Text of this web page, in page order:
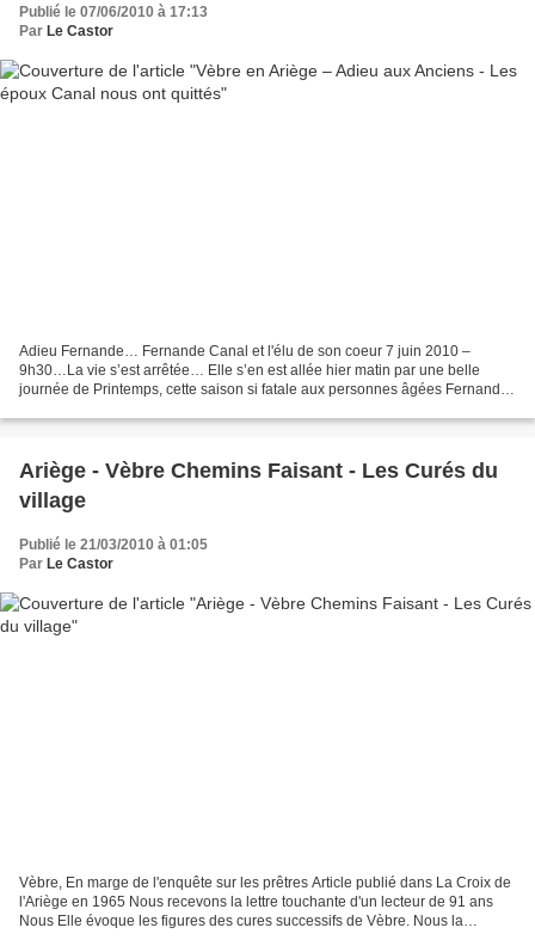
Publié le 07/06/2010 à 17:13
Par Le Castor
Adieu Fernande… Fernande Canal et l'élu de son coeur 7 juin 2010 –
9h30…La vie s’est arrêtée… Elle s’en est allée hier matin par une belle
journée de Printemps, cette saison si fatale aux personnes âgées Fernande
Ariège - Vèbre Chemins Faisant - Les Curés du
village
Publié le 21/03/2010 à 01:05
Par Le Castor
Vèbre, En marge de l'enquête sur les prêtres Article publié dans La Croix de
l'Ariège en 1965 Nous recevons la lettre touchante d'un lecteur de 91 ans
Nous Elle évoque les figures des cures successifs de Vèbre. Nous la